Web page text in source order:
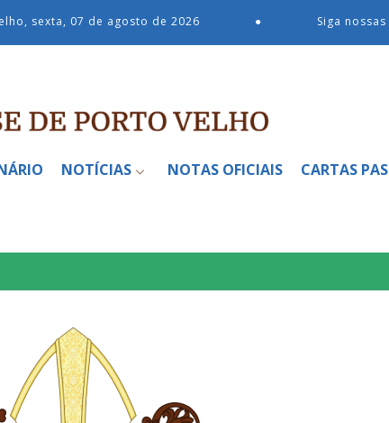
sexta, 07 de agosto de 2026 ● Siga
NOTÍCIAS NOTAS OFICIAIS CARTAS